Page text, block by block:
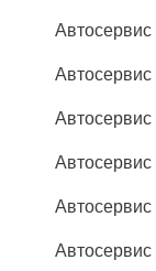
Автосервис
Автосервис
Автосервис
Автосервис
Автосервис
Автосервис